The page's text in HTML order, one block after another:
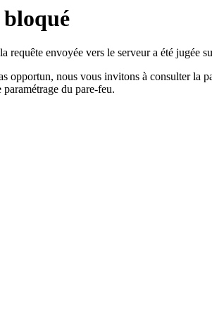
bloqué
envoyée vers le serveur a été jugée
opportun, nous vous invitons à consulter la
du pare-feu.